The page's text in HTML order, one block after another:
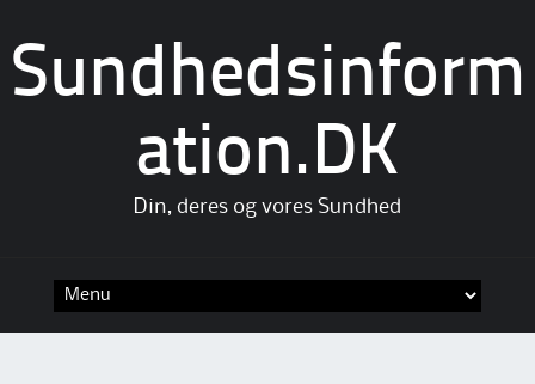
Sundhedsinform
ation.DK
Din, deres og vores Sundhed